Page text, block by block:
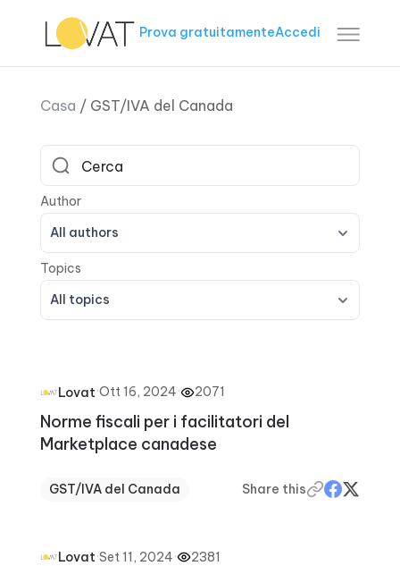
Prova gratuitamenteAccedi
Casa / GST/IVA del Canada
All authors
All topics
Lovat·Ott 16, 2024· 2071
Norme fiscali per i facilitatori del
Marketplace canadese
GST/IVA del Canada Share this
Lovat·Set 11, 2024· 2381